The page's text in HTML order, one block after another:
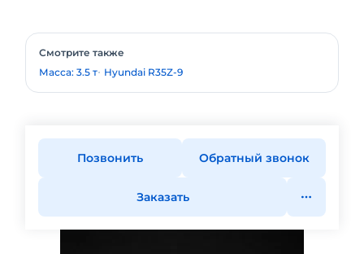
Смотрите также
Масса: 3.5 т Hyundai R35Z-9
Позвонить Обратный звонок
Заказать